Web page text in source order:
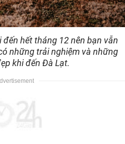
đến hết tháng 12 nên bạn vẫn
những trải nghiệm và những
khi đến Đà Lạt.